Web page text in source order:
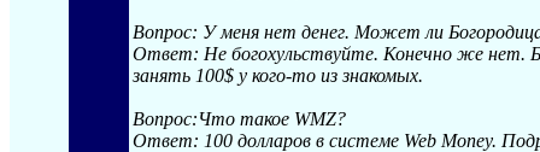
Вопрос: У меня нет денег. Может ли
Ответ: Не богохульствуйте. Конечно же нет.
занять 100$ у кого-то из знакомых.
Вопрос:Что такое WMZ?
Ответ: 100 долларов в системе Web Money.